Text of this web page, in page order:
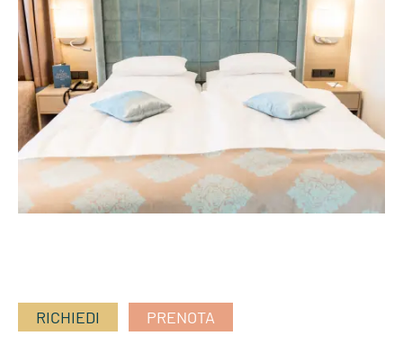
RICHIEDI PRENOTA